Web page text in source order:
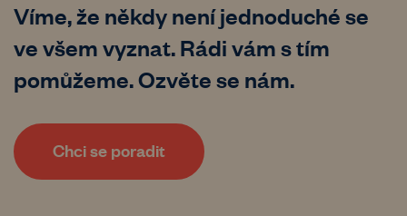
Víme, že někdy není jednoduché se
ve všem vyznat. Rádi vám s tím
pomůžeme. Ozvěte se nám.
Chci se poradit